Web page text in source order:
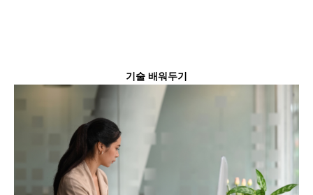
기술 배워두기